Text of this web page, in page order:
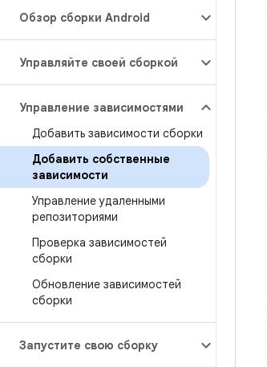
Обзор сборки Android
Управляйте своей сборкой
Управление зависимостями
Добавить зависимости сборки
Добавить собственные
зависимости
Управление удаленными
репозиториями
Проверка зависимостей
сборки
Обновление зависимостей
сборки
Запустите свою сборку